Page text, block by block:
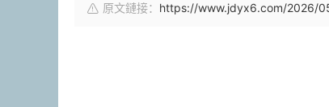
原文鏈接： https://www.jdyx6.com/2026/